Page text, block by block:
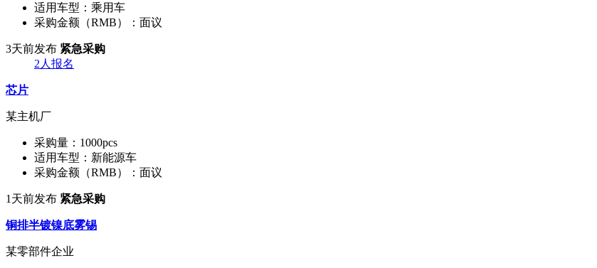
适用车型： 乘用车
采购金额（RMB）： 面议
3天前发布 紧急采购
2人报名
芯片
某主机厂
采购量： 1000pcs
适用车型： 新能源车
采购金额（RMB）： 面议
1天前发布 紧急采购
铜排半镀镍底雾锡
某零部件企业